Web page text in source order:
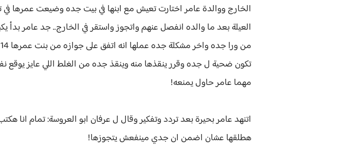
الخارج ووالدة عامر اختارت تعيش مع ابنها في بيت جده وضيعت عمرها في
العيلة بعد ما والده انفصل عنهم واتجوز واستقر في الخارج.. جد عامر
تكون ضحية ل جده وقرر ينقذها منه وينقذ جده من الغلط اللي عايز
مهما عامر حاول يمنعه!
اتنهد عامر بحيرة بعد تردد وتفكير وقال ل عرفان ابو العروسة: تمام انا
هطلقها عشان اضمن ان جدي مينفعش يتجوزها!